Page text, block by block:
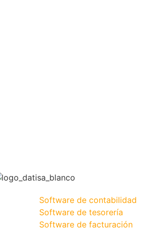
Software de contabilidad
Software de tesorería
Software de facturación